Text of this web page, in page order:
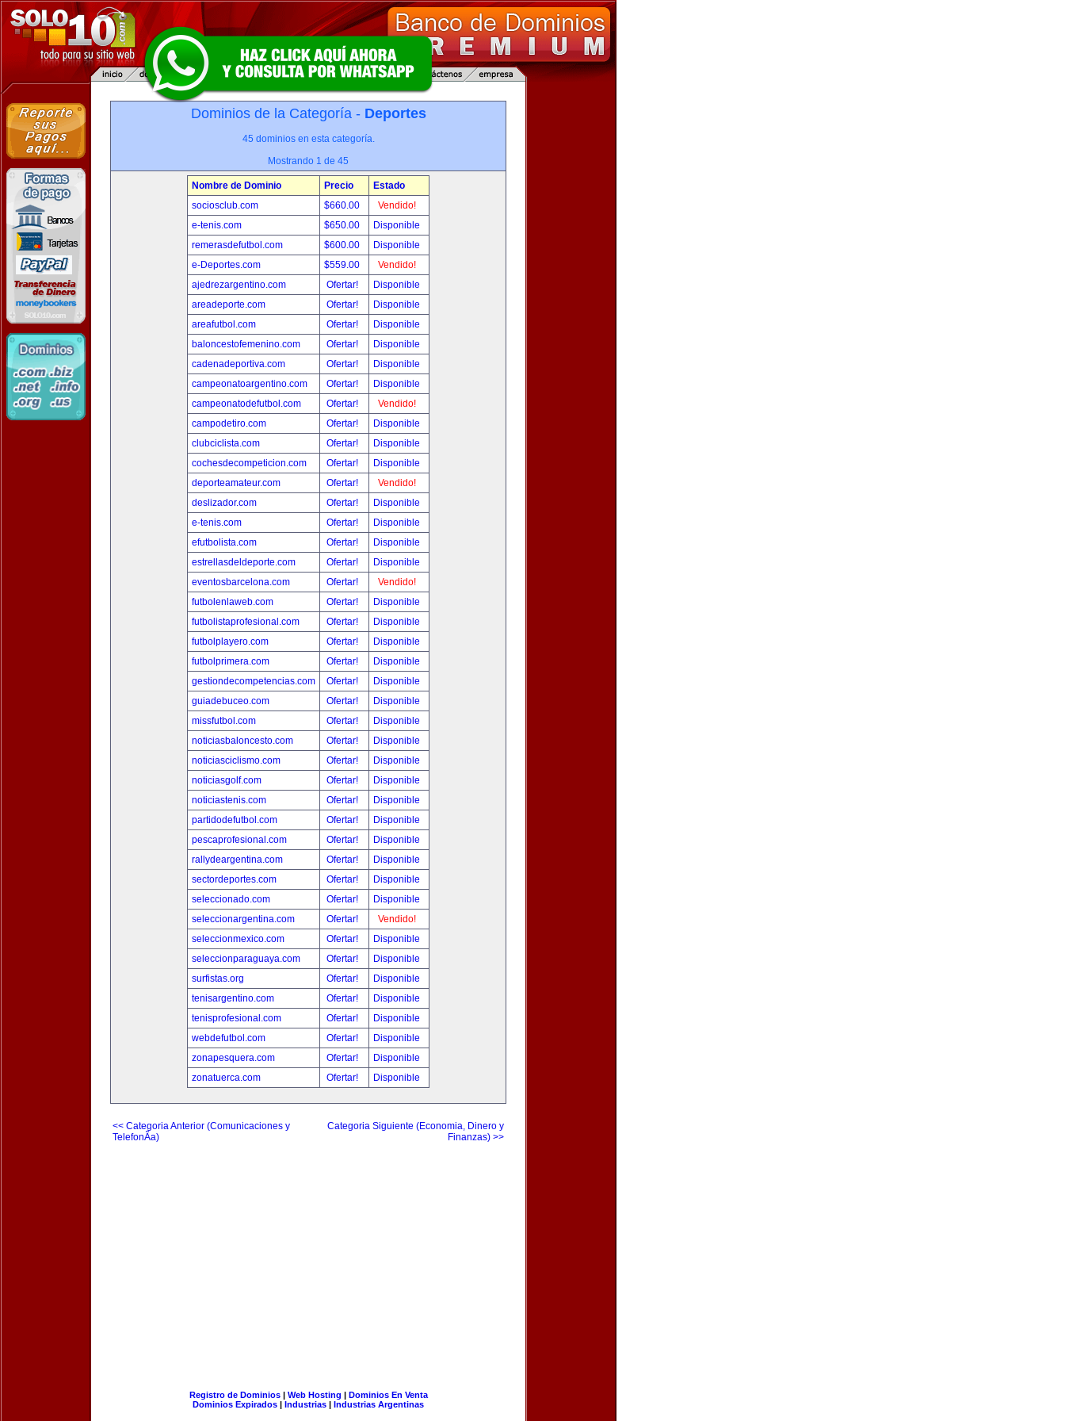
Dominios de la Categoría - Deportes
45 dominios en esta categoría.
Mostrando 1 de 45
Nombre de Dominio Precio
Estado
sociosclub.com
$660.00
Vendido!
e-tenis.com
$650.00
Disponible
remerasdefutbol.com
$600.00
Disponible
e-Deportes.com
$559.00
Vendido!
ajedrezargentino.com
Ofertar!
Disponible
areadeporte.com
Ofertar!
Disponible
areafutbol.com
Ofertar!
Disponible
baloncestofemenino.com
Ofertar!
Disponible
cadenadeportiva.com
Ofertar!
Disponible
campeonatoargentino.com
Ofertar!
Disponible
campeonatodefutbol.com
Ofertar!
Vendido!
campodetiro.com
Ofertar!
Disponible
clubciclista.com
Ofertar!
Disponible
cochesdecompeticion.com
Ofertar!
Disponible
deporteamateur.com
Ofertar!
Vendido!
deslizador.com
Ofertar!
Disponible
e-tenis.com
Ofertar!
Disponible
efutbolista.com
Ofertar!
Disponible
estrellasdeldeporte.com
Ofertar!
Disponible
eventosbarcelona.com
Ofertar!
Vendido!
futbolenlaweb.com
Ofertar!
Disponible
futbolistaprofesional.com
Ofertar!
Disponible
futbolplayero.com
Ofertar!
Disponible
futbolprimera.com
Ofertar!
Disponible
gestiondecompetencias.com
Ofertar!
Disponible
guiadebuceo.com
Ofertar!
Disponible
missfutbol.com
Ofertar!
Disponible
noticiasbaloncesto.com
Ofertar!
Disponible
noticiasciclismo.com
Ofertar!
Disponible
noticiasgolf.com
Ofertar!
Disponible
noticiastenis.com
Ofertar!
Disponible
partidodefutbol.com
Ofertar!
Disponible
pescaprofesional.com
Ofertar!
Disponible
rallydeargentina.com
Ofertar!
Disponible
sectordeportes.com
Ofertar!
Disponible
seleccionado.com
Ofertar!
Disponible
seleccionargentina.com
Ofertar!
Vendido!
seleccionmexico.com
Ofertar!
Disponible
seleccionparaguaya.com
Ofertar!
Disponible
surfistas.org
Ofertar!
Disponible
tenisargentino.com
Ofertar!
Disponible
tenisprofesional.com
Ofertar!
Disponible
webdefutbol.com
Ofertar!
Disponible
zonapesquera.com
Ofertar!
Disponible
zonatuerca.com
Ofertar! Disponible
<< Categoria Anterior (Comunicaciones y
TelefonÃ­a)
Categoria Siguiente (Economia, Dinero y
Finanzas) >>
Registro de Dominios| Web Hosting | Dominios En Venta
Dominios Expirados | Industrias | Industrias Argentinas